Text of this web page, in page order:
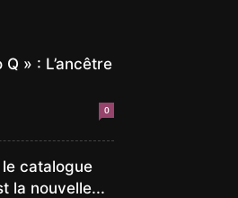
» : L’ancêtre
0
catalogue
la nouvelle...